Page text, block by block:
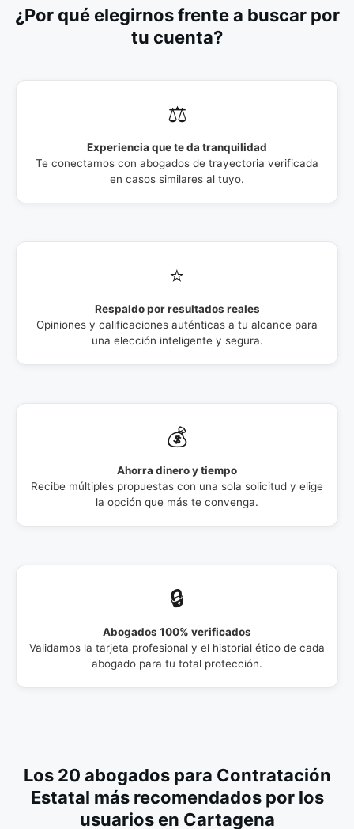
¿Por qué elegirnos frente a buscar por
tu cuenta?
⚖️
Experiencia que te da tranquilidad
Te conectamos con abogados de trayectoria verificada
en casos similares al tuyo.
⭐
Respaldo por resultados reales
Opiniones y calificaciones auténticas a tu alcance para
una elección inteligente y segura.
💰
Ahorra dinero y tiempo
Recibe múltiples propuestas con una sola solicitud y elige
la opción que más te convenga.
🔒
Abogados 100% verificados
Validamos la tarjeta profesional y el historial ético de cada
abogado para tu total protección.
Los 20 abogados para Contratación
Estatal más recomendados por los
usuarios en Cartagena